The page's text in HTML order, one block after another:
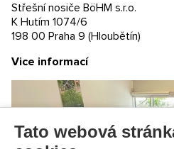
Ochrana
Tato webová
Střešní nosiče BöHM s.r.o.
K Hutím 1074/6
198 00 Praha 9 (Hloubětín)
Vice informací